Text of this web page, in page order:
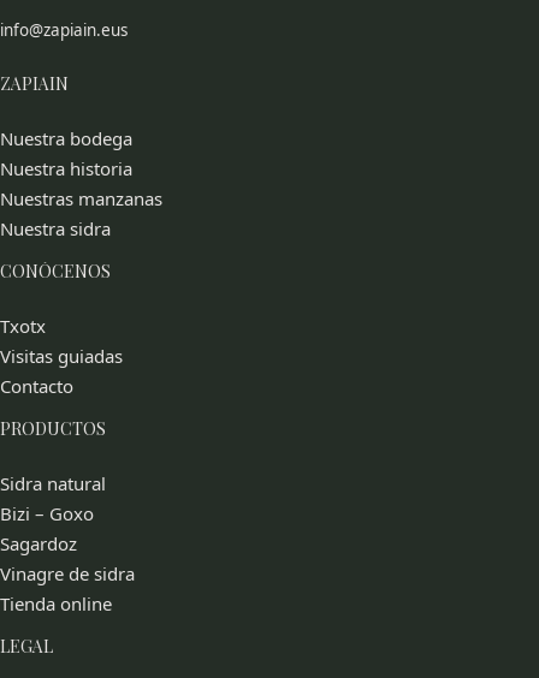
info@zapiain.eus
ZAPIAIN
Nuestra bodega
Nuestra historia
Nuestras manzanas
Nuestra sidra
CONÓCENOS
Txotx
Visitas guiadas
Contacto
PRODUCTOS
Sidra natural
Bizi – Goxo
Sagardoz
Vinagre de sidra
Tienda online
LEGAL